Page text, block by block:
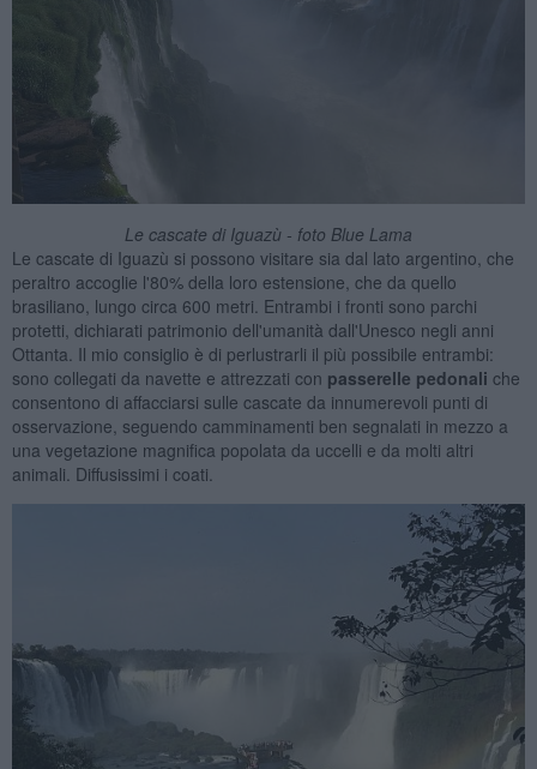
Le cascate di Iguazù - foto Blue Lama
Le cascate di Iguazù si possono visitare sia dal lato argentino, che
peraltro accoglie l'80% della loro estensione, che da quello
brasiliano, lungo circa 600 metri. Entrambi i fronti sono parchi
protetti, dichiarati patrimonio dell'umanità dall'Unesco negli anni
Ottanta. Il mio consiglio è di perlustrarli il più possibile entrambi:
sono collegati da navette e attrezzati con passerelle pedonali che
consentono di affacciarsi sulle cascate da innumerevoli punti di
osservazione, seguendo camminamenti ben segnalati in mezzo a
una vegetazione magnifica popolata da uccelli e da molti altri
animali. Diffusissimi i coati.